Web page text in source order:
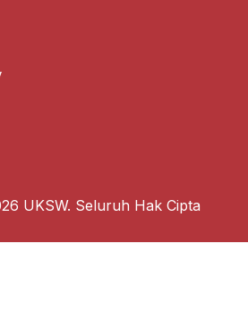
UKSW. Seluruh Hak Cipta